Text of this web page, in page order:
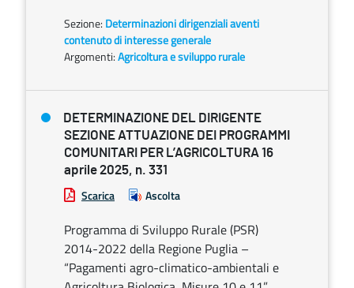
Sezione: Determinazioni dirigenziali aventi
contenuto di interesse generale
Argomenti:Agricoltura e sviluppo rurale
DETERMINAZIONE DEL DIRIGENTE
SEZIONE ATTUAZIONE DEI PROGRAMMI
COMUNITARI PER L’AGRICOLTURA 16
aprile 2025, n. 331
Scarica Ascolta
Programma di Sviluppo Rurale (PSR)
2014-2022 della Regione Puglia –
“Pagamenti agro-climatico-ambientali e